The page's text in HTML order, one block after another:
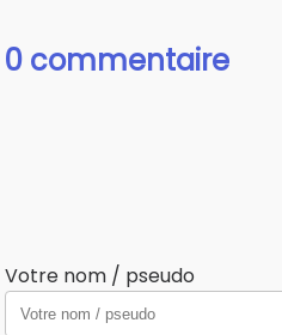
0 commentaire
Votre nom / pseudo